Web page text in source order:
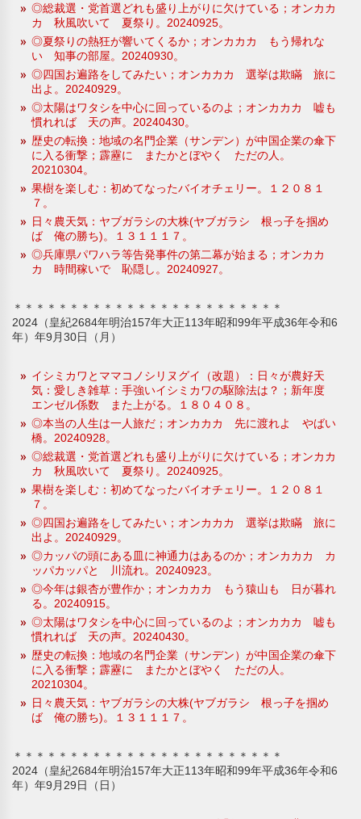
◎総裁選・党首選どれも盛り上がりに欠けている；オンカカ
カ 秋風吹いて 夏祭り。20240925。
◎夏祭りの熱狂が響いてくるか；オンカカカ もう帰れな
い 知事の部屋。20240930。
◎四国お遍路をしてみたい；オンカカカ 選挙は欺瞞 旅に
出よ。20240929。
◎太陽はワタシを中心に回っているのよ；オンカカカ 嘘も
慣れれば 天の声。20240430。
歴史の転換：地域の名門企業（サンデン）が中国企業の傘下
に入る衝撃；霹靂に またかとぼやく ただの人。
20210304。
果樹を楽しむ：初めてなったバイオチェリー。１２０８１
７。
日々農天気：ヤブガラシの大株(ヤブガラシ 根っ子を掴め
ば 俺の勝ち)。１３１１１７。
◎兵庫県パワハラ等告発事件の第二幕が始まる；オンカカ
カ 時間稼いで 恥隠し。20240927。
＊＊＊＊＊＊＊＊＊＊＊＊＊＊＊＊＊＊＊＊＊＊＊＊
2024（皇紀2684年明治157年大正113年昭和99年平成36年令和6
年）年9月30日（月）
イシミカワとママコノシリヌグイ（改題）：日々が農好天
気：愛しき雑草：手強いイシミカワの駆除法は？；新年度
エンゼル係数 また上がる。１８０４０８。
◎本当の人生は一人旅だ；オンカカカ 先に渡れよ やばい
橋。20240928。
◎総裁選・党首選どれも盛り上がりに欠けている；オンカカ
カ 秋風吹いて 夏祭り。20240925。
果樹を楽しむ：初めてなったバイオチェリー。１２０８１
７。
◎四国お遍路をしてみたい；オンカカカ 選挙は欺瞞 旅に
出よ。20240929。
◎カッパの頭にある皿に神通力はあるのか；オンカカカ カ
ッパカッパと 川流れ。20240923。
◎今年は銀杏が豊作か；オンカカカ もう猿山も 日が暮れ
る。20240915。
◎太陽はワタシを中心に回っているのよ；オンカカカ 嘘も
慣れれば 天の声。20240430。
歴史の転換：地域の名門企業（サンデン）が中国企業の傘下
に入る衝撃；霹靂に またかとぼやく ただの人。
20210304。
日々農天気：ヤブガラシの大株(ヤブガラシ 根っ子を掴め
ば 俺の勝ち)。１３１１１７。
＊＊＊＊＊＊＊＊＊＊＊＊＊＊＊＊＊＊＊＊＊＊＊＊
2024（皇紀2684年明治157年大正113年昭和99年平成36年令和6
年）年9月29日（日）